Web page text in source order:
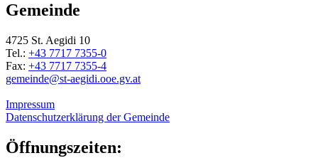
Gemeinde
4725 St. Aegidi 10
Tel.: +43 7717 7355-0
Fax: +43 7717 7355-4
gemeinde@st-aegidi.ooe.gv.at
Impressum
Datenschutzerklärung der Gemeinde
Öffnungszeiten: